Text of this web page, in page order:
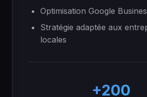
Optimisation Google
Stratégie adaptée aux
locales
+200